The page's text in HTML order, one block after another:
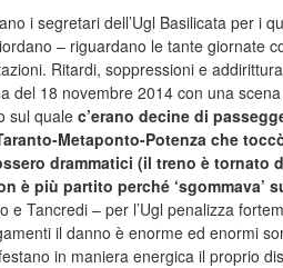
i segretari dell’Ugl Basilicata per i
– riguardano le tante giornate
Ritardi, soppressioni e
del 18 novembre 2014 con una
sul quale c’erano decine di
Metaponto-Potenza che
drammatici (il treno è tornato
è più partito perché ‘sgommava’
e Tancredi – per l’Ugl penalizza
il danno è enorme ed enormi
in maniera energica il proprio